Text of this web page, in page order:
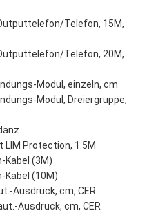
Telefon, 15M,
Telefon, 20M,
Modul, einzeln, cm
Modul, Dreiergruppe,
LIM Protection, 1.5M
Kabel (3M)
Kabel (10M)
Ausdruck, cm, CER
Ausdruck, cm, CER